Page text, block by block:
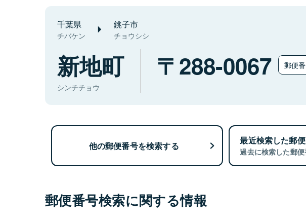
千葉県
チバケン
銚子市
チョウシシ
新地町
シンチチョウ
288-0067 郵便
他の郵便番号を検索する 最近検索した郵
過去に検索した郵便
郵便番号検索に関する情報